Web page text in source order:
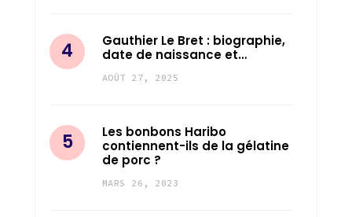
Gauthier Le Bret : biographie,
date de naissance et…
AOÛT 27, 2025
Les bonbons Haribo
contiennent-ils de la gélatine
de porc ?
MARS 26, 2023